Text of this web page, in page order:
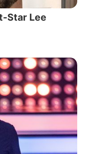
Star Lee